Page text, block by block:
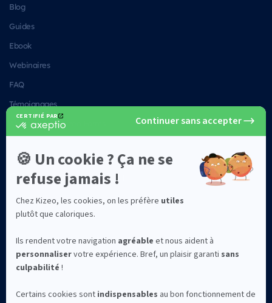
Blog
Guides
Ebook
Webinaires
FAQ
Témoignages
Alternatives à Kizeo Forms
Qui sommes-nous ?
©2026 Kizeo Forms
Mentions légales
Confidentialité